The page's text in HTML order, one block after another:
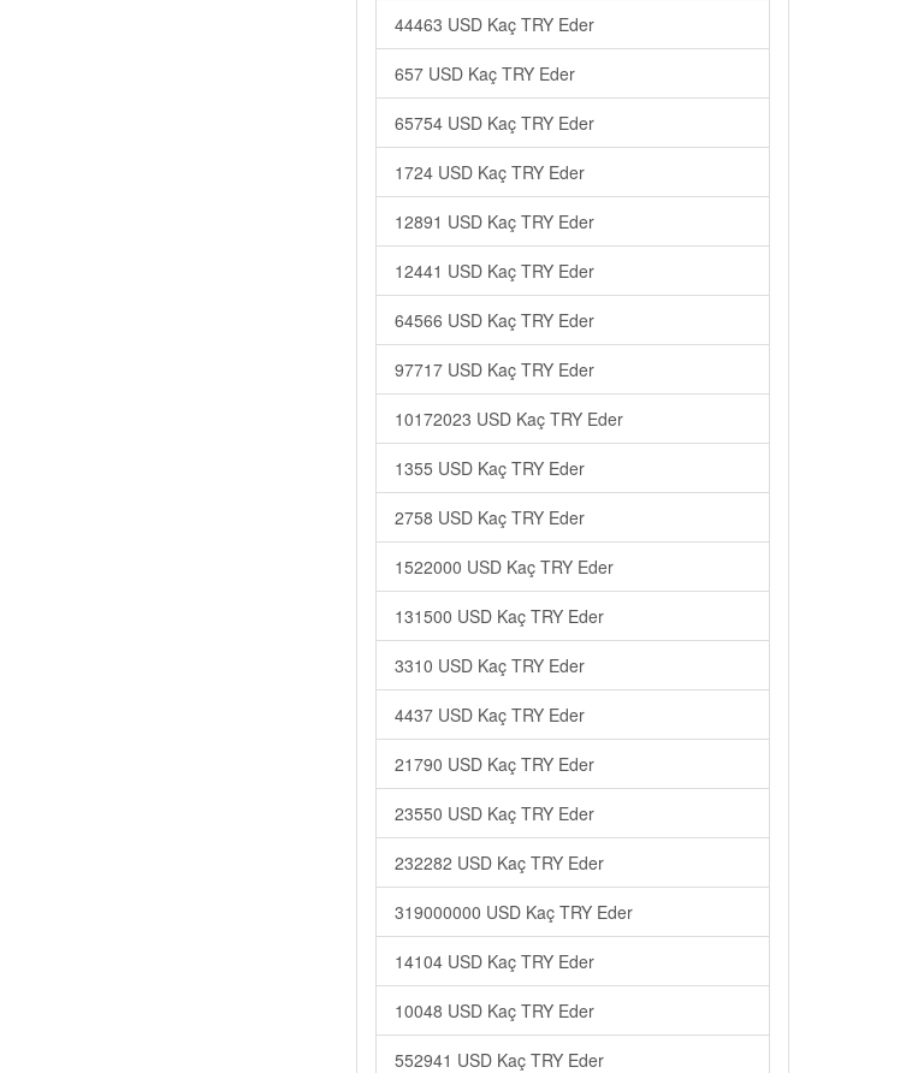
44463 USD Kaç TRY Eder
657 USD Kaç TRY Eder
65754 USD Kaç TRY Eder
1724 USD Kaç TRY Eder
12891 USD Kaç TRY Eder
12441 USD Kaç TRY Eder
64566 USD Kaç TRY Eder
97717 USD Kaç TRY Eder
10172023 USD Kaç TRY Eder
1355 USD Kaç TRY Eder
2758 USD Kaç TRY Eder
1522000 USD Kaç TRY Eder
131500 USD Kaç TRY Eder
3310 USD Kaç TRY Eder
4437 USD Kaç TRY Eder
21790 USD Kaç TRY Eder
23550 USD Kaç TRY Eder
232282 USD Kaç TRY Eder
319000000 USD Kaç TRY Eder
14104 USD Kaç TRY Eder
10048 USD Kaç TRY Eder
552941 USD Kaç TRY Eder